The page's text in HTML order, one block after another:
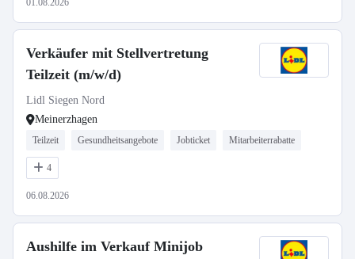
01.08.2026
Verkäufer mit Stellvertretung
Teilzeit (m/w/d)
Lidl Siegen Nord
Meinerzhagen
Teilzeit Gesundheitsangebote Jobticket Mitarbeiterrabatte
4
06.08.2026
Aushilfe im Verkauf Minijob